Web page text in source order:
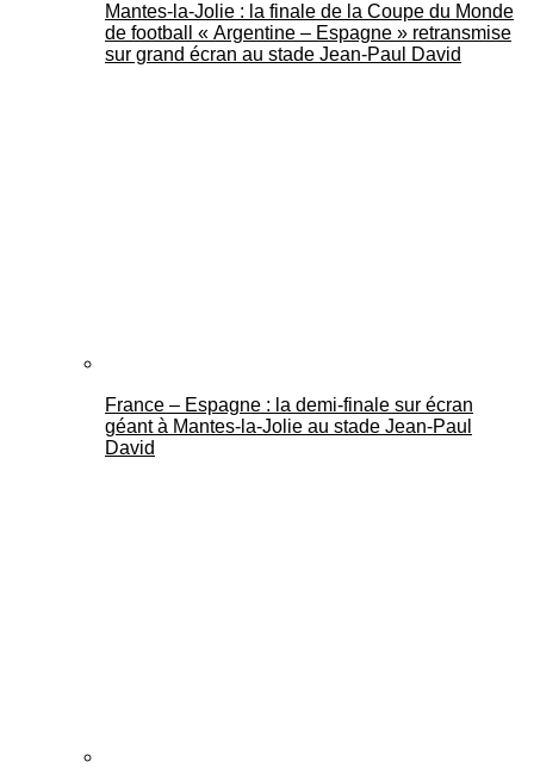
Mantes-la-Jolie : la finale de la Coupe du Monde
de football « Argentine – Espagne » retransmise
sur grand écran au stade Jean-Paul David
France – Espagne : la demi-finale sur écran
géant à Mantes-la-Jolie au stade Jean-Paul
David